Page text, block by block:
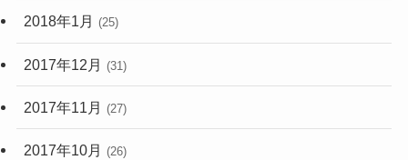
2018年1月 (25)
2017年12月 (31)
2017年11月 (27)
2017年10月 (26)